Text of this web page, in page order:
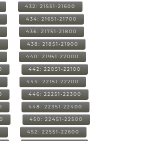
432: 21551-21600
434: 21651-21700
436: 21751-21800
438: 21851-21900
440: 21951-22000
442: 22051-22100
444: 22151-22200
446: 22251-22300
448: 22351-22400
450: 22451-22500
452: 22551-22600